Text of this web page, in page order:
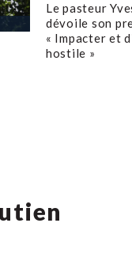
Le pasteur
dévoile son
« Impacter et
hostile »